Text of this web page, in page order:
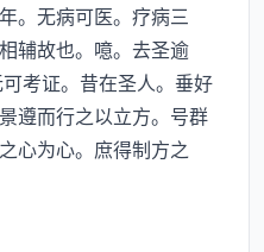
。无病可医。疗病三
辅故也。噫。去圣逾
考证。昔在圣人。垂好
遵而行之以立方。号群
心为心。庶得制方之